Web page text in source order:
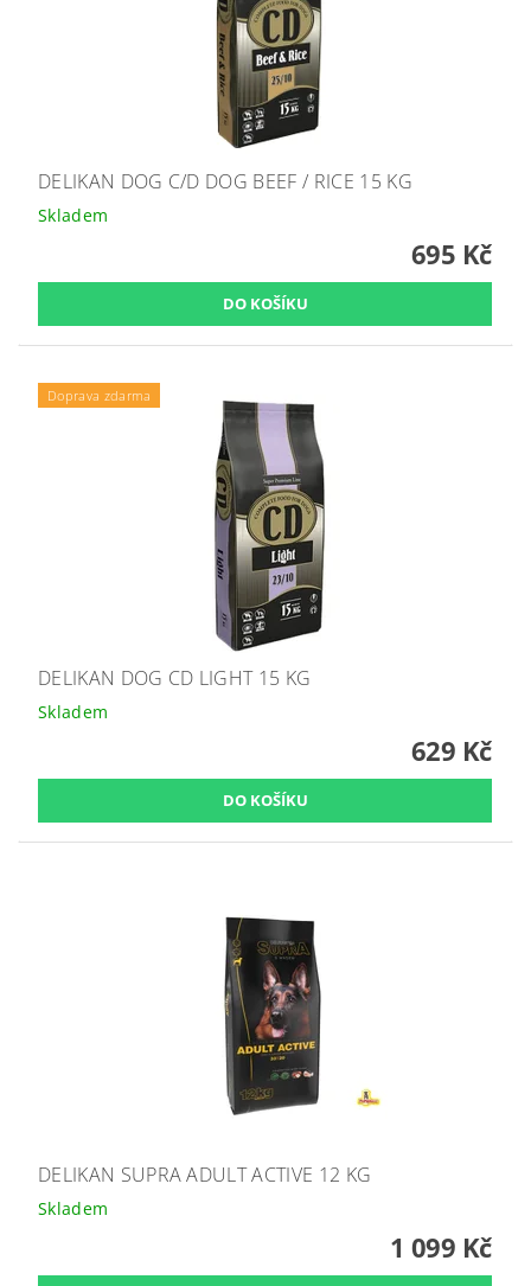
DELIKAN DOG C/D DOG BEEF / RICE 15 KG
Skladem
695 Kč
Doprava zdarma
DELIKAN DOG CD LIGHT 15 KG
Skladem
629 Kč
DELIKAN SUPRA ADULT ACTIVE 12 KG
Skladem
1 099 Kč